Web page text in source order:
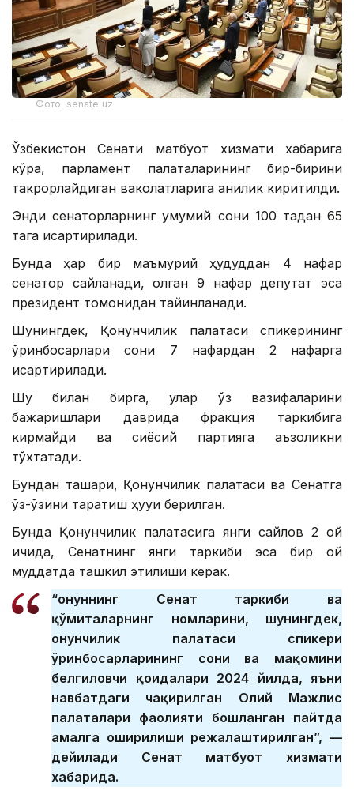
Фото: senate.uz
Ўзбекистон Сенати матбуот хизмати хабарига
кўра, парламент палаталарининг бир-бирини
такрорлайдиган ваколатларига аниқлик киритилди.
Энди сенаторларнинг умумий сони 100 тадан 65
тага қисқартирилади.
Бунда ҳар бир маъмурий ҳудуддан 4 нафар
сенатор сайланади, қолган 9 нафар депутат эса
президент томонидан тайинланади.
Шунингдек, Қонунчилик палатаси спикерининг
ўринбосарлари сони 7 нафардан 2 нафарга
қисқартирилади.
Шу билан бирга, улар ўз вазифаларини
бажаришлари даврида фракция таркибига
кирмайди ва сиёсий партияга аъзоликни
тўхтатади.
Бундан ташқари, Қонунчилик палатаси ва Сенатга
ўз-ўзини тарқатиш ҳуқуқи берилган.
Бунда Қонунчилик палатасига янги сайлов 2 ой
ичида, Сенатнинг янги таркиби эса бир ой
муддатда ташкил этилиши керак.
“Қонуннинг Сенат таркиби ва
қўмиталарнинг номларини, шунингдек,
Қонунчилик палатаси спикери
ўринбосарларининг сони ва мақомини
белгиловчи қоидалари 2024 йилда, яъни
навбатдаги чақирилган Олий Мажлис
палаталари фаолияти бошланган пайтда
амалга оширилиши режалаштирилган”, —
дейилади Сенат матбуот хизмати
хабарида.